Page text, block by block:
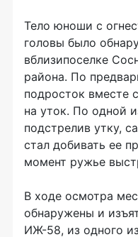
Тело юноши с
головы было
вблизипоселке
района. По
подросток вместе
на уток. По одной
подстрелив утку,
стал добивать ее
момент ружье
В ходе осмотра
обнаружены и
ИЖ-58, из одного